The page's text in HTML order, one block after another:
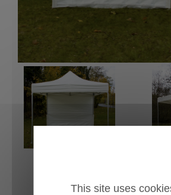
This site uses